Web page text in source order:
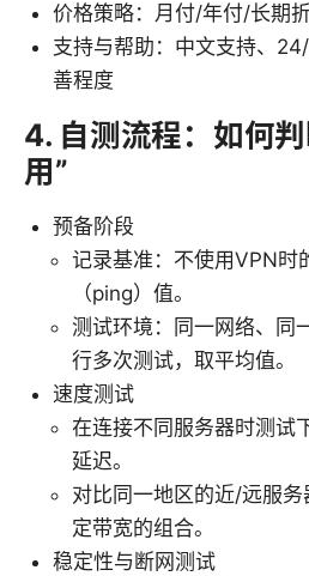
价格策略：月付/年付/长期
支持与帮助：中文支持、
善程度
4. 自测流程：如何
用”
预备阶段
记录基准：不使用VPN时
（ping）值。
测试环境：同一网络、同
行多次测试，取平均值。
速度测试
在连接不同服务器时测试
延迟。
对比同一地区的近/远服
定带宽的组合。
稳定性与断网测试